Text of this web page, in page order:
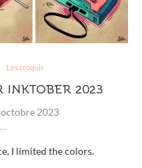
Les croquis
INKTOBER 2023
2023
I limited the colors.